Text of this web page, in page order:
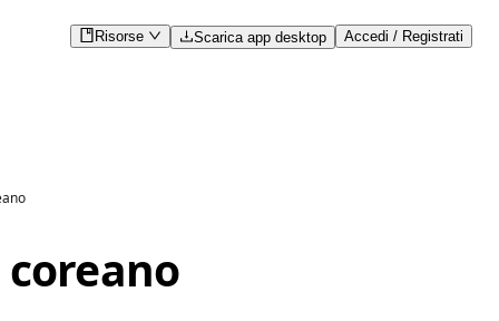
Risorse Scarica app desktop Accedi / Registrati